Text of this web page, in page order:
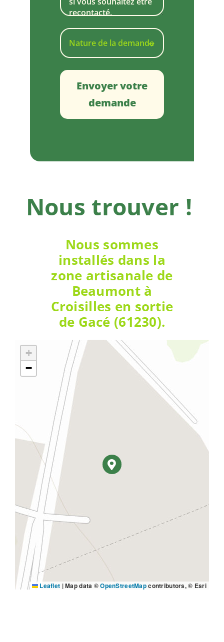
Envoyer votre
demande
Nous trouver !
Nous sommes
installés dans la
zone artisanale de
Beaumont à
Croisilles en sortie
de Gacé (61230).
+
−
Leaflet |Map data ©OpenStreetMapcontributors, © Esri